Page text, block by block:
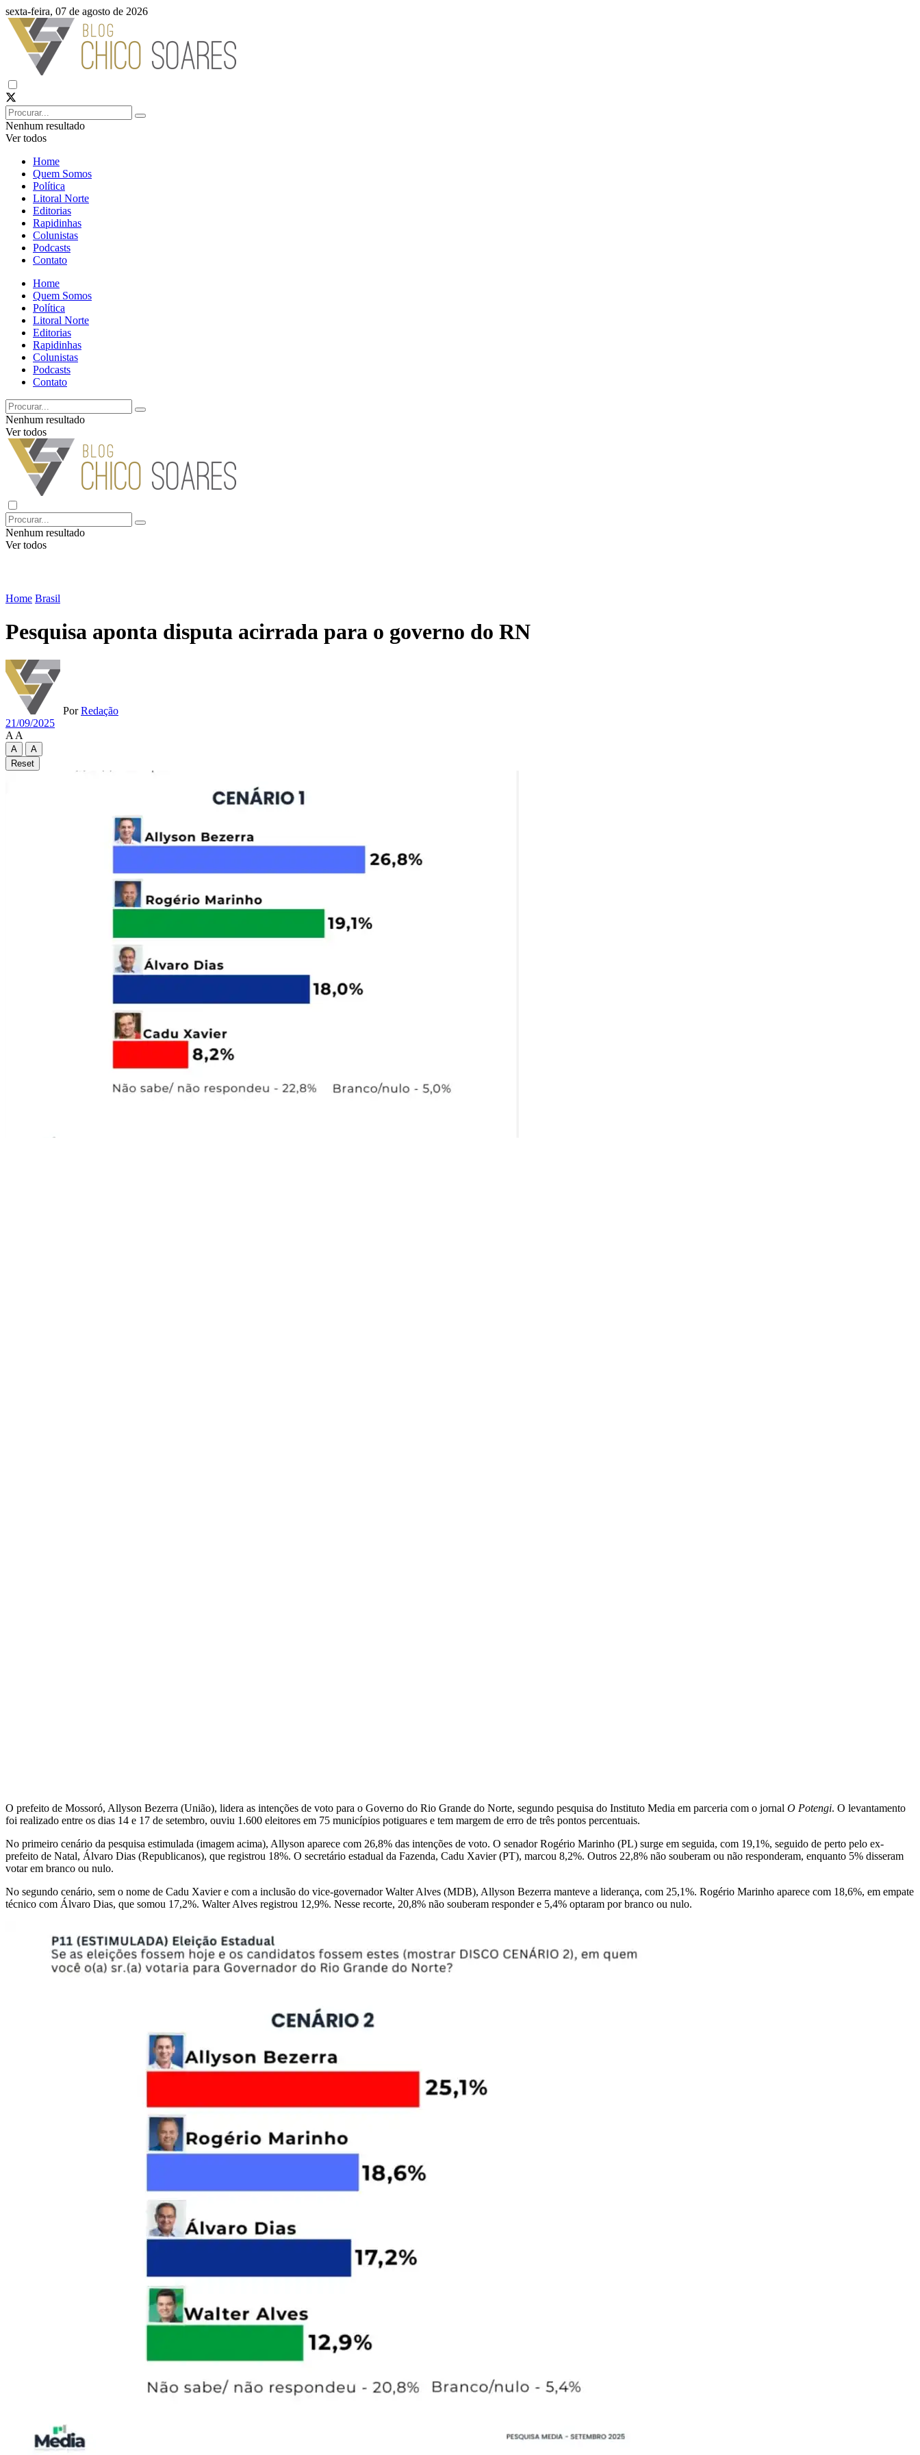
sexta-feira, 07 de agosto de 2026
Nenhum resultado
Ver todos
Home
Quem Somos
Política
Litoral Norte
Editorias
Rapidinhas
Colunistas
Podcasts
Contato
Home
Quem Somos
Política
Litoral Norte
Editorias
Rapidinhas
Colunistas
Podcasts
Contato
Nenhum resultado
Ver todos
Nenhum resultado
Ver todos
Home Brasil
Pesquisa aponta disputa acirrada para o governo do RN
Por Redação
21/09/2025
A A
A
A
Reset
O prefeito de Mossoró, Allyson Bezerra (União), lidera as intenções de voto para o Governo do Rio Grande do Norte, segundo pesquisa do Instituto Media em parceria com o jornal O Potengi. O levantamento
foi realizado entre os dias 14 e 17 de setembro, ouviu 1.600 eleitores em 75 municípios potiguares e tem margem de erro de três pontos percentuais.
No primeiro cenário da pesquisa estimulada (imagem acima), Allyson aparece com 26,8% das intenções de voto. O senador Rogério Marinho (PL) surge em seguida, com 19,1%, seguido de perto pelo ex-
prefeito de Natal, Álvaro Dias (Republicanos), que registrou 18%. O secretário estadual da Fazenda, Cadu Xavier (PT), marcou 8,2%. Outros 22,8% não souberam ou não responderam, enquanto 5% disseram
votar em branco ou nulo.
No segundo cenário, sem o nome de Cadu Xavier e com a inclusão do vice-governador Walter Alves (MDB), Allyson Bezerra manteve a liderança, com 25,1%. Rogério Marinho aparece com 18,6%, em empate
técnico com Álvaro Dias, que somou 17,2%. Walter Alves registrou 12,9%. Nesse recorte, 20,8% não souberam responder e 5,4% optaram por branco ou nulo.